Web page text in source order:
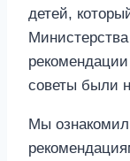
детей,
советы были
Мы